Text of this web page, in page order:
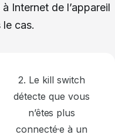
Internet de l’appareil
le cas.
2. Le kill switch
détecte que vous
n’êtes plus
connecté·e à un